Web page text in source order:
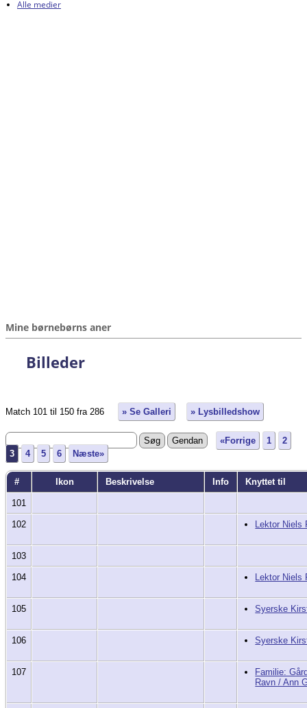
Alle medier
Mine børnebørns aner
Billeder
Match 101 til 150 fra 286 » Se Galleri » Lysbilledshow
«Forrige 1
2
3
4 5 6 Næste»
# Ikon Beskrivelse Info Knyttet til
101
102 Lektor Niels
103
104 Lektor Niels
105 Syerske
106 Syerske
107
Familie:
Ravn / Ann